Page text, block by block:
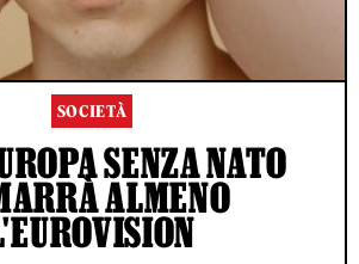
SOCIETÀ
SENZA NATO
ALMENO